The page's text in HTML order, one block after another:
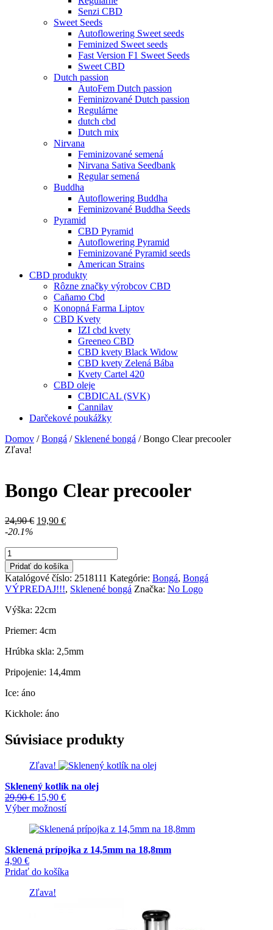
Senzi CBD
Sweet Seeds
Autoflowering Sweet seeds
Feminized Sweet seeds
Fast Version F1 Sweet Seeds
Sweet CBD
Dutch passion
AutoFem Dutch passion
Feminizované Dutch passion
Regulárne
dutch cbd
Dutch mix
Nirvana
Feminizované semená
Nirvana Sativa Seedbank
Regular semená
Buddha
Autoflowering Buddha
Feminizované Buddha Seeds
Pyramid
CBD Pyramid
Autoflowering Pyramid
Feminizované Pyramid seeds
American Strains
CBD produkty
Rôzne značky výrobcov CBD
Cañamo Cbd
Konopná Farma Liptov
CBD Kvety
IZI cbd kvety
Greeneo CBD
CBD kvety Black Widow
CBD kvety Zelená Bába
Kvety Cartel 420
CBD oleje
CBDICAL (SVK)
Cannilav
Darčekové poukážky
Domov /Bongá / Sklenené bongá / Bongo Clear precooler
Zľava!
Bongo Clear precooler
24,90€ Pôvodná
19,90 €Aktuálna
-20.1%
množstvo
Bongo
Clear
precooler
Pridať do košíka
Katalógové číslo: 2518111 Kategórie: Bongá, Bongá
VÝPREDAJ!!!, Sklenené bongá Značka: No Logo
Výška: 22cm
Priemer: 4cm
Hrúbka skla: 2,5mm
Pripojenie: 14,4mm
Ice: áno
Kickhole: áno
Súvisiace produkty
Zľava!
Sklenený kotlík na olej
29,90€ Pôvodná
cena
29,90 €.
15,90 €Aktuálna
cena
15,90 €.
Výber možnostíTento
má
variantov.
si
Sklenená prípojka z 14,5mm na 18,8mm
4,90 €
Pridať do košíka
Zľava!